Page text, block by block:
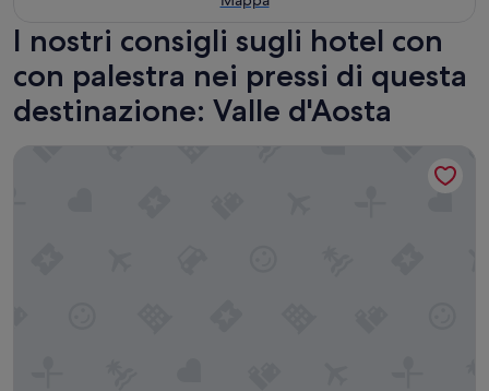
I nostri consigli sugli hotel con
con palestra nei pressi di questa
destinazione: Valle d'Aosta